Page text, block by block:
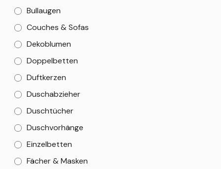
Bullaugen
Couches & Sofas
Dekoblumen
Doppelbetten
Duftkerzen
Duschabzieher
Duschtücher
Duschvorhänge
Einzelbetten
Fächer & Masken